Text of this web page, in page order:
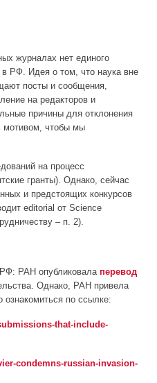
журналах нет единого
в РФ. Идея о том, что наука вне
посты и сообщения,
на редакторов и
причины для отклонения
мотивом, чтобы мы
на процесс
гранты). Однако, сейчас
и предстоящих конкурсов
editorial от Science
– п. 2).
РФ: РАН опубликовала перевод
Однако, РАН привела
по ссылке:
that-include-
condemns-russian-invasion-